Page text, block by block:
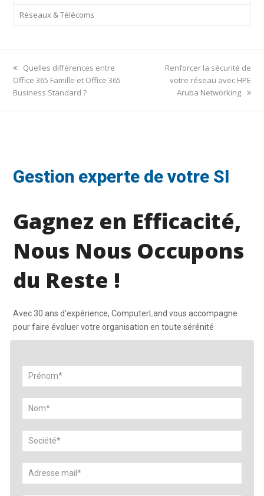
Réseaux & Télécoms
previous
post:
Quelles différences entre
Office 365 Famille et Office 365
Business Standard ?
next
post:
Renforcer la sécurité de
votre réseau avec HPE
Aruba Networking
Gestion experte de votre SI
Gagnez en Efficacité,
Nous Nous Occupons
du Reste !
Avec 30 ans d'expérience, ComputerLand vous accompagne
pour faire évoluer votre organisation en toute sérénité